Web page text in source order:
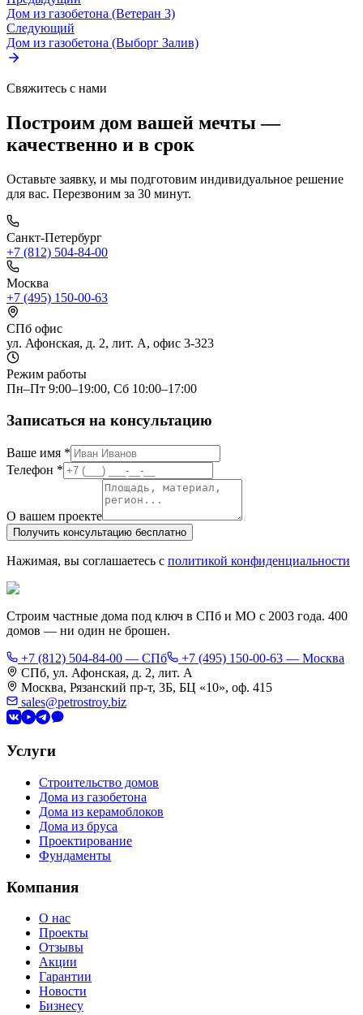
Дом из газобетона (Ветеран 3)
Следующий
Дом из газобетона (Выборг Залив)
Свяжитесь с нами
Построим дом вашей мечты —
качественно и в срок
Оставьте заявку, и мы подготовим индивидуальное решение
для вас. Перезвоним за 30 минут.
Санкт-Петербург
+7 (812) 504-84-00
Москва
+7 (495) 150-00-63
СПб офис
ул. Афонская, д. 2, лит. А, офис 3-323
Режим работы
Пн–Пт 9:00–19:00, Сб 10:00–17:00
Записаться на консультацию
Ваше имя *
Телефон *
О вашем проекте
Получить консультацию бесплатно
Нажимая, вы соглашаетесь с политикой конфиденциальности
Строим частные дома под ключ в СПб и МО с 2003 года. 400
домов — ни один не брошен.
+7 (812) 504-84-00 — СПб
+7 (495) 150-00-63 — Москва
СПб, ул. Афонская, д. 2, лит. А
Москва, Рязанский пр-т, 3Б, БЦ «10», оф. 415
sales@petrostroy.biz
Услуги
Строительство домов
Дома из газобетона
Дома из керамоблоков
Дома из бруса
Проектирование
Фундаменты
Компания
О нас
Проекты
Отзывы
Акции
Гарантии
Новости
Бизнесу